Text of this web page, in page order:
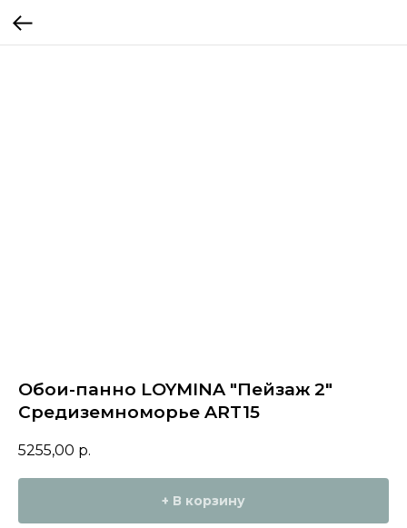
Обои-панно LOYMINA "Пейзаж 2"
Средиземноморье ART15
5255,00 р.
+ В корзину